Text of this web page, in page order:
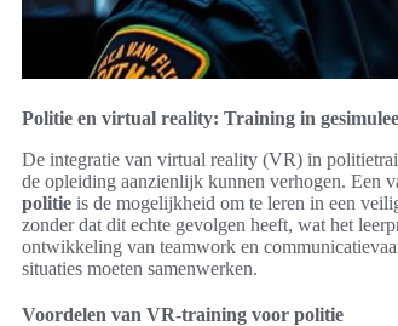
Politie en virtual reality: Training in
De integratie van virtual reality (VR) in
de opleiding aanzienlijk kunnen verhogen. Een
politie is de mogelijkheid om te leren in een
zonder dat dit echte gevolgen heeft, wat het
ontwikkeling van teamwork en
situaties moeten samenwerken.
Voordelen van VR-training voor politie